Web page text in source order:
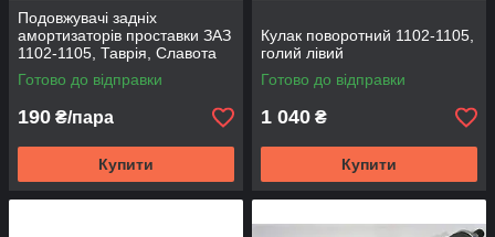
Подовжувачі задніх
амортизаторів проставки ЗАЗ
1102-1105, Таврія, Славота
80 мм
Готово до відправки
190 ₴/пара
Купити
Кулак поворотний 1102-1105,
голий лівий
Готово до відправки
1 040 ₴
Купити